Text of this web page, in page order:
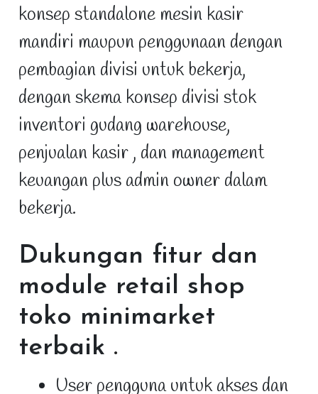
konsep standalone mesin kasir
mandiri maupun penggunaan dengan
pembagian divisi untuk bekerja,
dengan skema konsep divisi stok
inventori gudang warehouse,
penjualan kasir , dan management
keuangan plus admin owner dalam
bekerja.
Dukungan fitur dan
module retail shop
toko minimarket
terbaik .
User pengguna untuk akses dan